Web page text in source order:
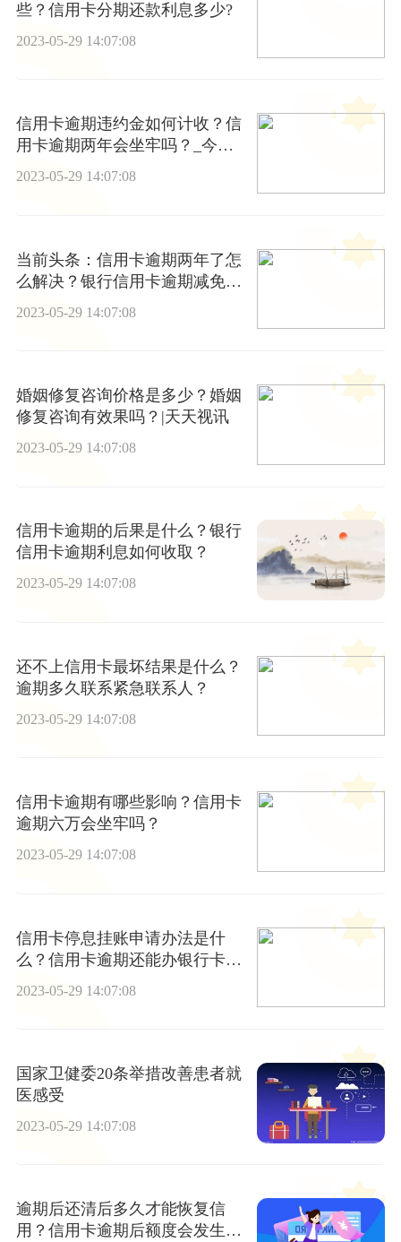
些？信用卡分期还款利息多少?
2023-05-29 14:07:08
信用卡逾期违约金如何计收？信
用卡逾期两年会坐牢吗？_今日
聚焦
2023-05-29 14:07:08
当前头条：信用卡逾期两年了怎
么解决？银行信用卡逾期减免政
2023-05-29 14:07:08
婚姻修复咨询价格是多少？婚姻
修复咨询有效果吗？|天天视讯
2023-05-29 14:07:08
信用卡逾期的后果是什么？银行
信用卡逾期利息如何收取？
2023-05-29 14:07:08
还不上信用卡最坏结果是什么？
逾期多久联系紧急联系人？
2023-05-29 14:07:08
信用卡逾期有哪些影响？信用卡
逾期六万会坐牢吗？
2023-05-29 14:07:08
信用卡停息挂账申请办法是什
么？信用卡逾期还能办银行卡
2023-05-29 14:07:08
国家卫健委20条举措改善患者就
医感受
2023-05-29 14:07:08
逾期后还清后多久才能恢复信
用？信用卡逾期后额度会发生变